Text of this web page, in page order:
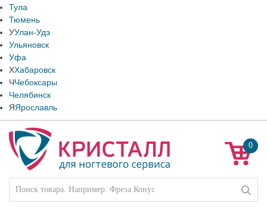
Тула
Тюмень
УУлан-Удэ
Ульяновск
Уфа
ХХабаровск
ЧЧебоксары
Челябинск
ЯЯрославль
0